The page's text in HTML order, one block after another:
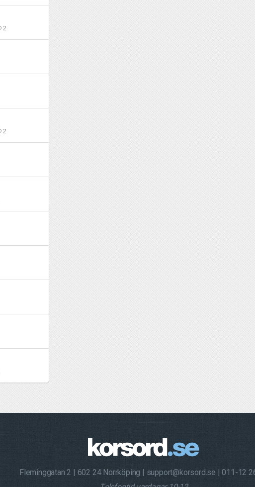
2
2
Fleminggatan 2 602 24 Norrköping support@korsord.se
011-12